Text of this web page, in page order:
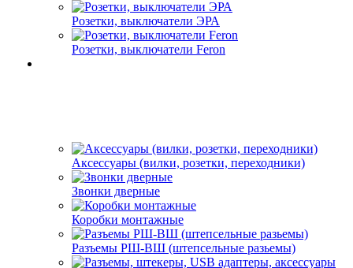
Розетки, выключатели ЭРА
Розетки, выключатели Feron
Аксессуары (вилки, розетки, переходники)
Звонки дверные
Коробки монтажные
Разъемы РШ-ВШ (штепсельные разьемы)